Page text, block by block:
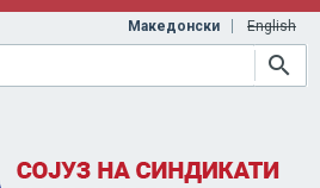
Македонски English